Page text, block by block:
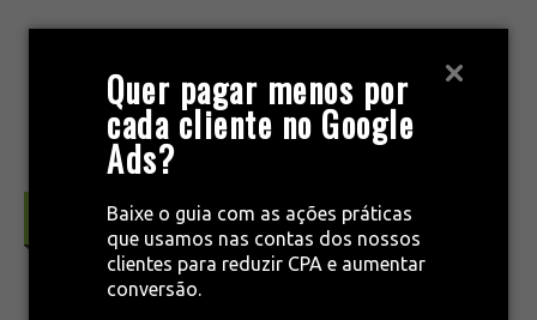
Quer pagar menos por
cada cliente no Google
Ads?
Baixe o guia com as ações práticas
que usamos nas contas dos nossos
clientes para reduzir CPA e aumentar
conversão.
Conversão & Retenção